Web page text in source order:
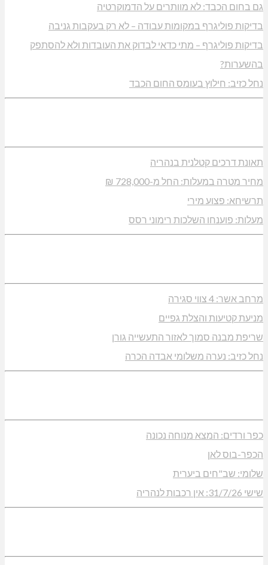
גם בחום הכבד: לא מוותרים על הדמוקרטיה
בדיקות פוליגרף במקומות עבודה – לא רק בעקבות גניבה
בדיקות פוליגרף – מתי כדאי לבדוק את העובדות ולא להסתפק
בהשערות?
נחל כזיב: חילוץ בעומס החום הכבד
תאונת דרכים קטלנית בנהריה
מחיר מטרה במעלות: החל מ-728,000 ₪
תרשיחא: פצוע מירי
מעלות: פוענחו השלכות רימוני רסס
מרחב אשר: 4 צווי סגירה
מניעת קטיעות והצלת גפיים
שריפת מבנה סמוך לאזור התעשייה גורן
נחל כזיב: נערה משלומי אבדה הכרה
כפר ורדים: המצא מנוחה נכונה
הכפר-בוס לאן
שלומי: שב"חים ביערית
שישי 31/7/26: אין רכבות לנהריה